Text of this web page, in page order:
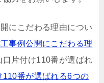
にこだわる理由につい
事例公開にこだわる理
口片付け110番が選ばれ
110番が選ばれる6つの